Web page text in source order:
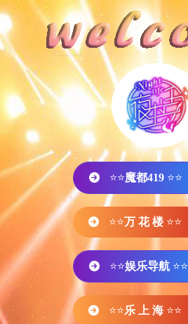
⭐⭐魔都419 ⭐⭐
⭐⭐万 花 楼 ⭐⭐
⭐⭐娱乐导航 ⭐⭐
⭐⭐乐 上 海 ⭐⭐